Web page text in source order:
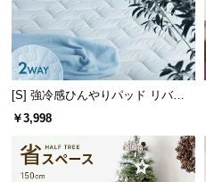
サ
ー
ビ
ス
に
つ
て
[S] 強冷感ひんやりパッド リバー
シブル プレミアム 速乾 抗菌 洗え
￥3,998